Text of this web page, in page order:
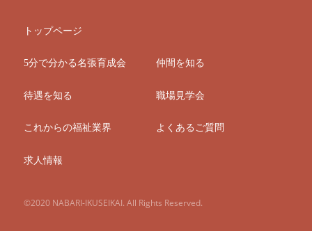
トップページ
5分で分かる名張育成会 仲間を知る
待遇を知る 職場見学会
これからの福祉業界 よくあるご質問
求人情報
©2020 NABARI-IKUSEIKAI. All Rights Reserved.